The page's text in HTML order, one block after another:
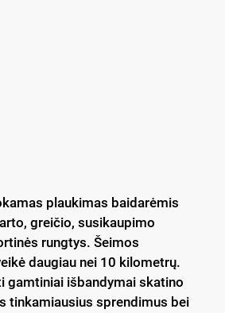
plaukimas baidarėmis
greičio, susikaupimo
rungtys. Šeimos
daugiau nei 10 kilometrų.
gamtiniai išbandymai skatino
tinkamiausius sprendimus bei